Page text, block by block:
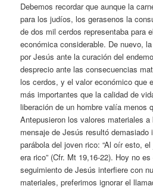
Debemos recordar que aunque la
para los judíos, los gerasenos la
de dos mil cerdos representaba para
económica considerable. De nuevo,
por Jesús ante la curación del
desprecio ante las consecuencias
los cerdos, y el valor económico que
más importantes que la calidad de
liberación de un hombre valía menos
Antepusieron los valores materiales
mensaje de Jesús resultó demasiado
parábola del joven rico: “Al oír esto,
era rico” (Cfr. Mt 19,16-22). Hoy no
seguimiento de Jesús interfiere con
materiales, preferimos ignorar el